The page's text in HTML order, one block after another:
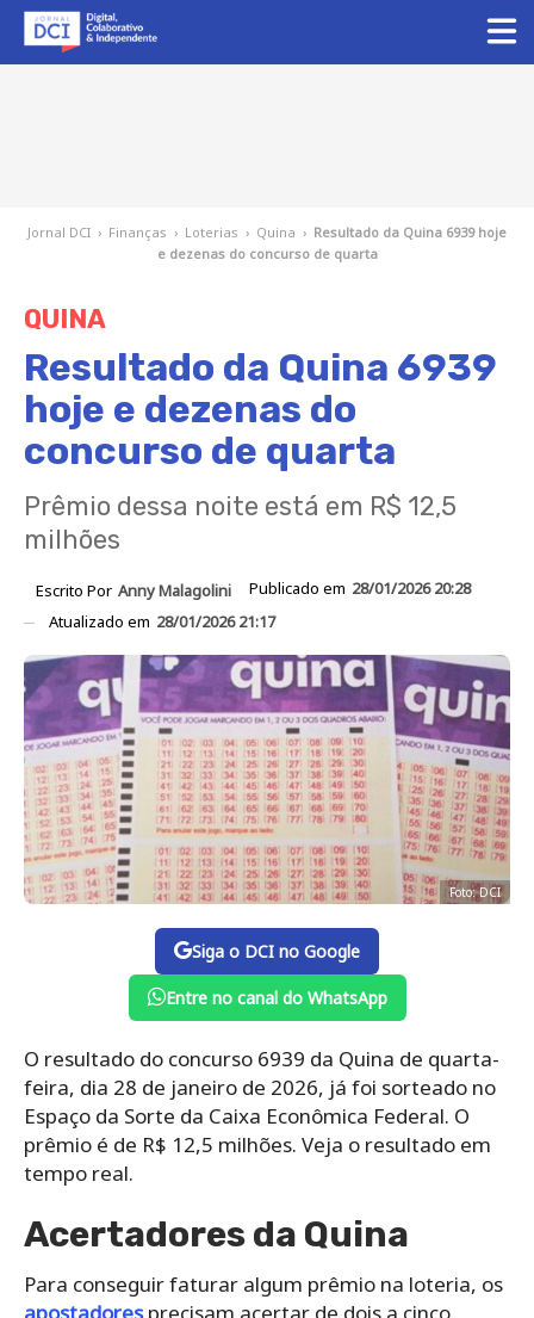
Jornal DCI › Finanças › Loterias › Quina › Resultado da Quina 6939 hoje
e dezenas do concurso de quarta
QUINA
Resultado da Quina 6939
hoje e dezenas do
concurso de quarta
Prêmio dessa noite está em R$ 12,5
milhões
Escrito Por Anny Malagolini Publicado em 28/01/2026 20:28
Atualizado em 28/01/2026 21:17
Foto: DCI
Siga o DCI no Google
Entre no canal do WhatsApp
O resultado do concurso 6939 da Quina de quarta-
feira, dia 28 de janeiro de 2026, já foi sorteado no
Espaço da Sorte da Caixa Econômica Federal. O
prêmio é de R$ 12,5 milhões. Veja o resultado em
tempo real.
Acertadores da Quina
Para conseguir faturar algum prêmio na loteria, os